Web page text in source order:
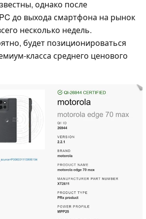
однако после
до выхода смартфона на рынок
несколько недель.
будет позиционироваться
класса среднего ценового